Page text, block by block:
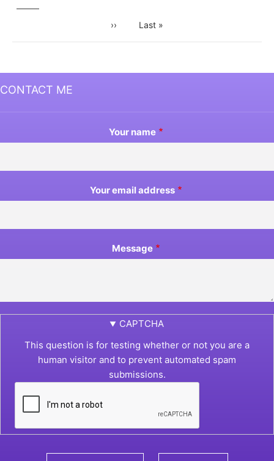
Next
››
Last
Last »
CONTACT ME
Your name
Your email address
Message
CAPTCHA
This question is for testing whether or not you are a
human visitor and to prevent automated spam
submissions.